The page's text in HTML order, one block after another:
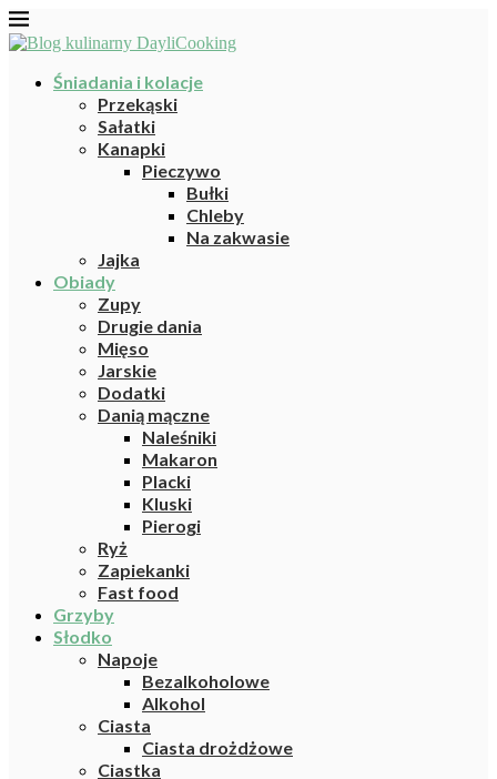
Śniadania i kolacje
Przekąski
Sałatki
Kanapki
Pieczywo
Bułki
Chleby
Na zakwasie
Jajka
Obiady
Zupy
Drugie dania
Mięso
Jarskie
Dodatki
Danią mączne
Naleśniki
Makaron
Placki
Kluski
Pierogi
Ryż
Zapiekanki
Fast food
Grzyby
Słodko
Napoje
Bezalkoholowe
Alkohol
Ciasta
Ciasta drożdżowe
Ciastka